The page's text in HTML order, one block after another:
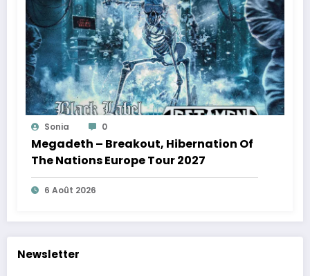
Sonia 0
Megadeth – Breakout, Hibernation Of
The Nations Europe Tour 2027
6 Août 2026
Newsletter